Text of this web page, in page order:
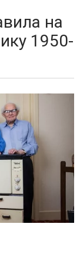
на
1950-